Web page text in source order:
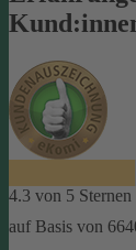
4.3 von 5 Sternen
auf Basis von